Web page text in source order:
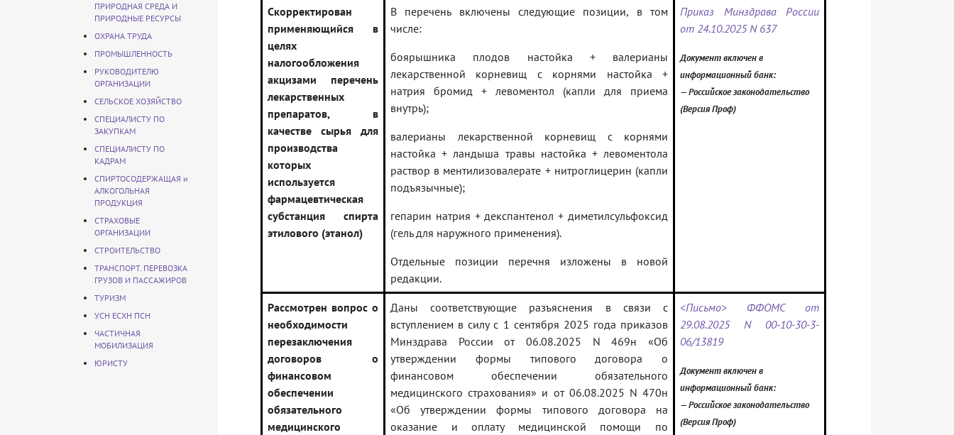
ПРИРОДНАЯ СРЕДА И
ПРИРОДНЫЕ РЕСУРСЫ
ОХРАНА ТРУДА
ПРОМЫШЛЕННОСТЬ
РУКОВОДИТЕЛЮ
ОРГАНИЗАЦИИ
СЕЛЬСКОЕ ХОЗЯЙСТВО
СПЕЦИАЛИСТУ ПО
ЗАКУПКАМ
СПЕЦИАЛИСТУ ПО
КАДРАМ
СПИРТОСОДЕРЖАЩАЯ и
АЛКОГОЛЬНАЯ
ПРОДУКЦИЯ
СТРАХОВЫЕ
ОРГАНИЗАЦИИ
СТРОИТЕЛЬСТВО
ТРАНСПОРТ. ПЕРЕВОЗКА
ГРУЗОВ И ПАССАЖИРОВ
ТУРИЗМ
УСН ЕСХН ПСН
ЧАСТИЧНАЯ
МОБИЛИЗАЦИЯ
ЮРИСТУ
Скорректирован
применяющийся в
целях
налогообложения
акцизами перечень
лекарственных
препаратов, в
качестве сырья для
производства
которых
используется
фармацевтическая
субстанция спирта
этилового (этанол)
В перечень включены следующие позиции, в том
числе:
боярышника плодов настойка + валерианы
лекарственной корневищ с корнями настойка +
натрия бромид + левоментол (капли для приема
внутрь);
валерианы лекарственной корневищ с корнями
настойка + ландыша травы настойка + левоментола
раствор в ментилизовалерате + нитроглицерин (капли
подъязычные);
гепарин натрия + декспантенол + диметилсульфоксид
(гель для наружного применения).
Отдельные позиции перечня изложены в новой
редакции.
Приказ Минздрава России
от 24.10.2025 N 637
Документ включен в
информационный банк:
— Российское законодательство
(Версия Проф)
Рассмотрен вопрос о
необходимости
перезаключения
договоров о
финансовом
обеспечении
обязательного
медицинского
Даны соответствующие разъяснения в связи с
вступлением в силу с 1 сентября 2025 года приказов
Минздрава России от 06.08.2025 N 469н «Об
утверждении формы типового договора о
финансовом обеспечении обязательного
медицинского страхования» и от 06.08.2025 N 470н
«Об утверждении формы типового договора на
оказание и оплату медицинской помощи по
<Письмо> ФФОМС от
29.08.2025 N 00-10-30-3-
06/13819
Документ включен в
информационный банк:
— Российское законодательство
(Версия Проф)